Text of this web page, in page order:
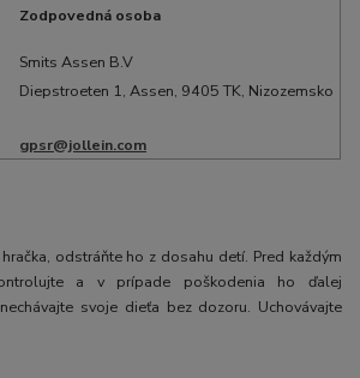
Zodpovedná osoba
Smits Assen B.V
Diepstroeten 1, Assen, 9405 TK, Nizozemsko
gpsr@jollein.com
odstráňte ho z dosahu detí. Pred každým
a v prípade poškodenia ho ďalej
svoje dieťa bez dozoru. Uchovávajte